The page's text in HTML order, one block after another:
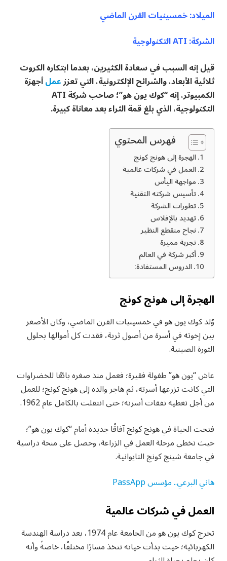
الميلاد: خمسينيات القرن الماضي
الشركة: ATI التكنولوجية
قيل إنه السبب في سعادة الكثيرين، بعدما ابتكاره الكروت
ثلاثية الأبعاد، والشرائح الإلكترونية، التي تعززعملأجهزة
الكمبيوتر، إنه “كوك يون هو”؛ صاحب شركة ATI
التكنولوجية، الذي بلغ قمة الثراء بعد معاناة كبيرة.
فهرس المحتوي
الهجرة إلى هونج كونج
العمل في شركات عالمية
مواجهة اليأس
تأسيس شركته التقنية
تطورات الشركة
تهديد بالإفلاس
نجاح منقطع النظير
تجربة مميزة
أكبر شركة في العالم
الدروس المستفادة:
الهجرة إلى هونج كونج
وُلد كوك يون هو في خمسينيات القرن الماضي، وكان الأصغر
بين إخوته في أسرة من أصول ثرية، فقدت كل أموالها بحلول
الثورة الصينية.
عاش “يون هو” طفولة فقيرة؛ فعمل منذ صغره بائعًا للخضراوات
التي كانت تزرعها أسرته، ثم هاجر والده إلى هونج كونج؛ للعمل
من أجل تغطية نفقات أسرته؛ حتى انتقلت بالكامل عام 1962.
فتحت الحياة في هونج كونج آفاقًا جديدة أمام “كوك يون هو”؛
حيث تخطى مرحلة العمل في الزراعة، وحصل على منحة دراسية
في جامعة شينج كونج التايوانية.
هاني البرعي.. مؤسس PassApp
العمل في شركات عالمية
تخرج كوك يون هو من الجامعة عام 1974، بعد دراسة الهندسة
الكهربائية؛ حيث بدأت حياته تتخذ مسارًا مختلفًا، خاصةً وأنه